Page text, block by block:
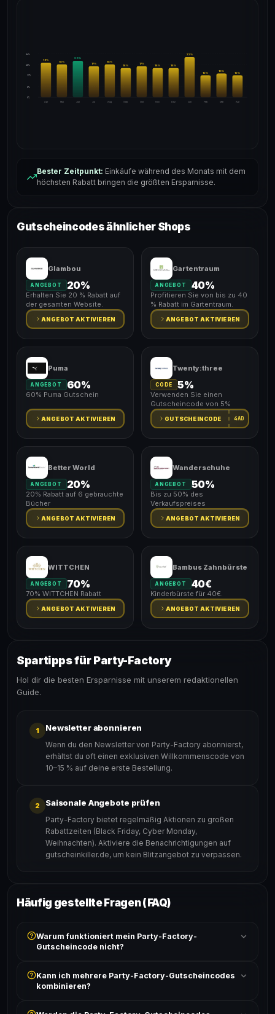
24%
18%
12%
6%
0%
Apr
19%
Mai
18%
Jun
20%
Jul
17%
Aug
18%
Sep
16%
Okt
17%
Nov
16%
Dez
16%
Jan
22%
Feb
12%
Mär
13%
Apr
12%
Bester Zeitpunkt: Einkäufe während des Monats mit dem
höchsten Rabatt bringen die größten Ersparnisse.
Gutscheincodes ähnlicher Shops
Glambou
ANGEBOT 20%
Erhalten Sie 20 % Rabatt auf
der gesamten Website.
ANGEBOT AKTIVIEREN
Gartentraum
ANGEBOT 40%
Profitieren Sie von bis zu 40
% Rabatt im Gartentraum.
ANGEBOT AKTIVIEREN
Puma
ANGEBOT 60%
60% Puma Gutschein
ANGEBOT AKTIVIEREN
Twenty:three
CODE 5%
Verwenden Sie einen
Gutscheincode von 5%
GUTSCHEINCODE 4AD
Better World
ANGEBOT 20%
20% Rabatt auf 6 gebrauchte
Bücher
ANGEBOT AKTIVIEREN
Wanderschuhe
ANGEBOT 50%
Bis zu 50% des
Verkaufspreises
ANGEBOT AKTIVIEREN
WITTCHEN
ANGEBOT 70%
70% WITTCHEN Rabatt
ANGEBOT AKTIVIEREN
Bambus Zahnbürste
ANGEBOT 40€
Kinderbürste für 40€.
ANGEBOT AKTIVIEREN
Spartipps für Party-Factory
Hol dir die besten Ersparnisse mit unserem redaktionellen
Guide.
1 Newsletter abonnieren
Wenn du den Newsletter von Party-Factory abonnierst,
erhältst du oft einen exklusiven Willkommenscode von
10–15 % auf deine erste Bestellung.
2 Saisonale Angebote prüfen
Party-Factory bietet regelmäßig Aktionen zu großen
Rabattzeiten (Black Friday, Cyber Monday,
Weihnachten). Aktiviere die Benachrichtigungen auf
gutscheinkiller.de, um kein Blitzangebot zu verpassen.
Häufig gestellte Fragen (FAQ)
Warum funktioniert mein Party-Factory-
Gutscheincode nicht?
ist und ob der Code nicht für bereits reduzierte Artikel
gilt. Alle Bedingungen findest du unter „Details".
Kann ich mehrere Party-Factory-Gutscheincodes
kombinieren?